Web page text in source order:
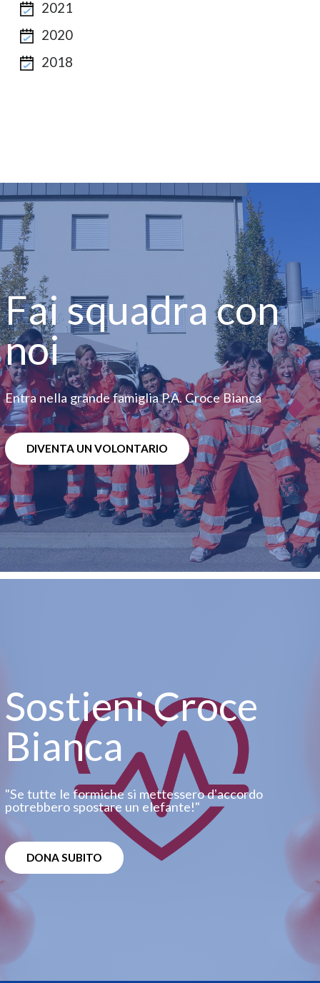
2021
2020
2018
Fai squadra con
noi
Entra nella grande famiglia P.A. Croce Bianca
DIVENTA UN VOLONTARIO
Sostieni Croce
Bianca
"Se tutte le formiche si mettessero dʼaccordo
potrebbero spostare un elefante!"
DONA SUBITO